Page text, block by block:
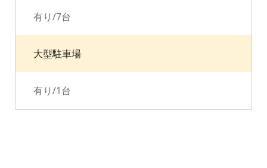
有り/7台
大型駐車場
有り/1台